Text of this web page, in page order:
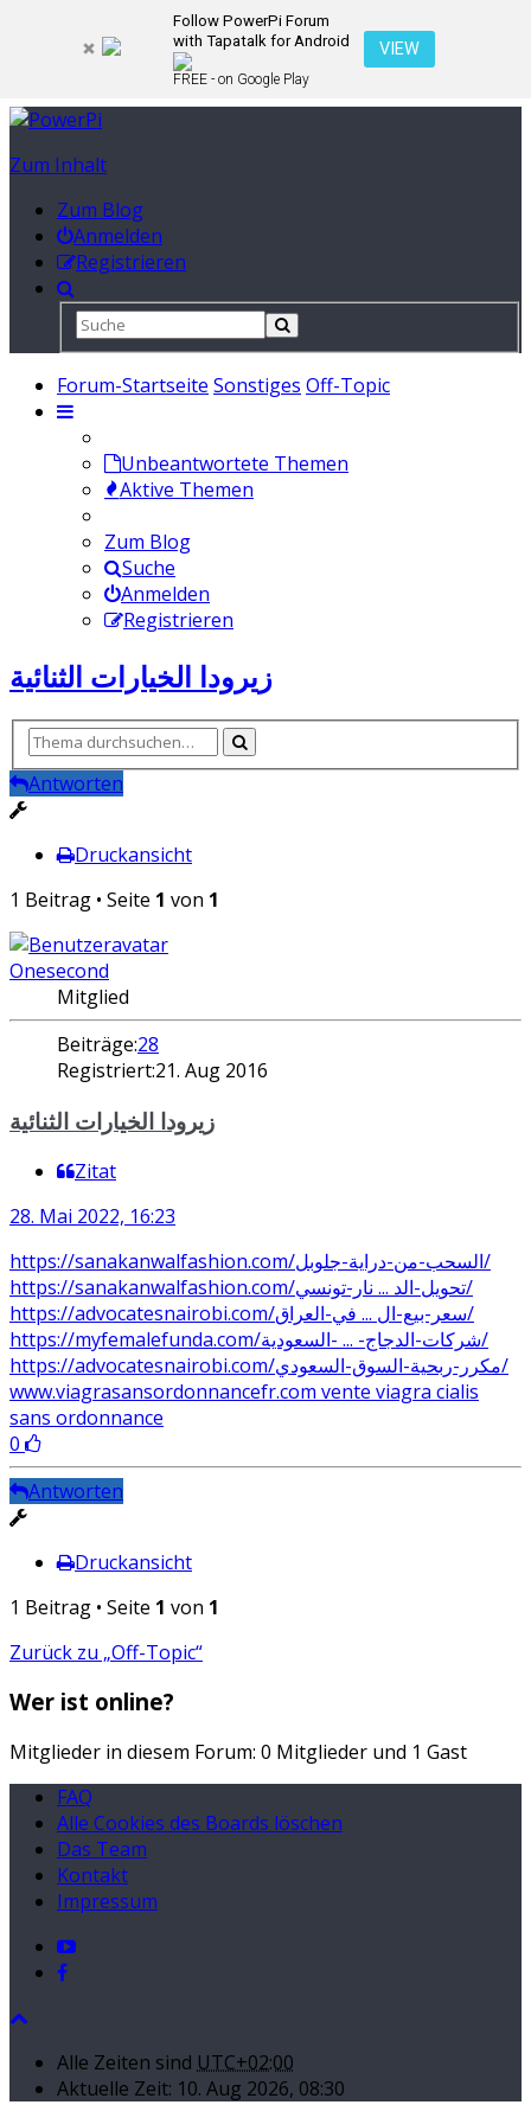
Follow PowerPi Forum
with Tapatalk for Android
FREE - on Google Play
VIEW
Zum Inhalt
Zum Blog
Anmelden
Registrieren
Forum-Startseite Sonstiges Off-Topic
Unbeantwortete Themen
Aktive Themen
Zum Blog
Suche
Anmelden
Registrieren
زيرودا الخيارات الثنائية
Antworten
Druckansicht
1 Beitrag • Seite 1 von 1
Onesecond
Mitglied
Beiträge:28
Registriert:21. Aug 2016
زيرودا الخيارات الثنائية
Zitat
28. Mai 2022, 16:23
https://sanakanwalfashion.com/السحب-من-دراية-جلوبل/
https://sanakanwalfashion.com/تحويل-الد ... نار-تونسي/
https://advocatesnairobi.com/سعر-بيع-ال ... في-العراق/
https://myfemalefunda.com/شركات-الدجاج- ... -السعودية/
https://advocatesnairobi.com/مكرر-ربحية-السوق-السعودي/
www.viagrasansordonnancefr.com vente viagra cialis
sans ordonnance
0
Antworten
Druckansicht
1 Beitrag • Seite 1 von 1
Zurück zu „Off-Topic“
Wer ist online?
Mitglieder in diesem Forum: 0 Mitglieder und 1 Gast
FAQ
Alle Cookies des Boards löschen
Das Team
Kontakt
Impressum
Alle Zeiten sind UTC+02:00
Aktuelle Zeit: 10. Aug 2026, 08:30